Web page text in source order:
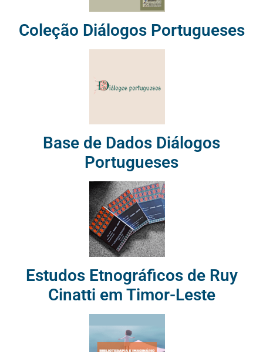
Coleção Diálogos Portugueses
Base de Dados Diálogos
Portugueses
Estudos Etnográficos de Ruy
Cinatti em Timor-Leste